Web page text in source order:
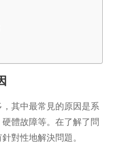
其中最常見的原因是系
體故障等。在了解了問
對性地解決問題。